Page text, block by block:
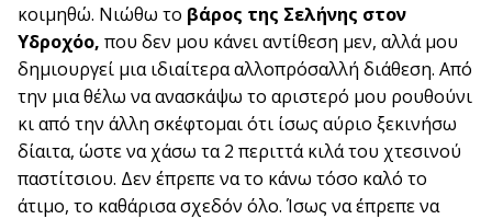
κοιμηθώ. Νιώθω το βάρος της Σελήνης στον
Υδροχόο, που δεν μου κάνει αντίθεση μεν, αλλά μου
δημιουργεί μια ιδιαίτερα αλλοπρόσαλλή διάθεση. Από
την μια θέλω να ανασκάψω το αριστερό μου ρουθούνι
κι από την άλλη σκέφτομαι ότι ίσως αύριο ξεκινήσω
δίαιτα, ώστε να χάσω τα 2 περιττά κιλά του χτεσινού
παστίτσιου. Δεν έπρεπε να το κάνω τόσο καλό το
άτιμο, το καθάρισα σχεδόν όλο. Ίσως να έπρεπε να